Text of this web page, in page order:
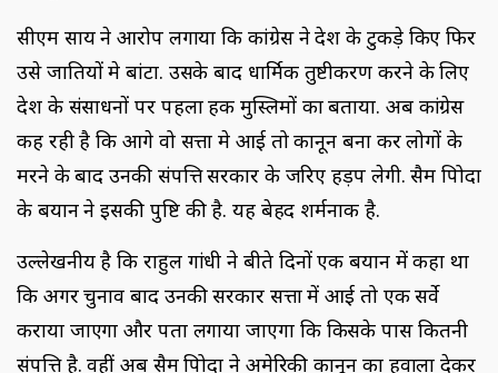
सीएम साय ने आरोप लगाया कि कांग्रेस ने देश के टुकड़े किए फिर
उसे जातियों मे बांटा. उसके बाद धार्मिक तुष्टीकरण करने के लिए
देश के संसाधनों पर पहला हक मुस्लिमों का बताया. अब कांग्रेस
कह रही है कि आगे वो सत्ता मे आई तो कानून बना कर लोगों के
मरने के बाद उनकी संपत्ति सरकार के जरिए हड़प लेगी. सैम पित्रोदा
के बयान ने इसकी पुष्टि की है. यह बेहद शर्मनाक है.
उल्लेखनीय है कि राहुल गांधी ने बीते दिनों एक बयान में कहा था
कि अगर चुनाव बाद उनकी सरकार सत्ता में आई तो एक सर्वे
कराया जाएगा और पता लगाया जाएगा कि किसके पास कितनी
संपत्ति है. वहीं अब सैम पित्रोदा ने अमेरिकी कानून का हवाला देकर